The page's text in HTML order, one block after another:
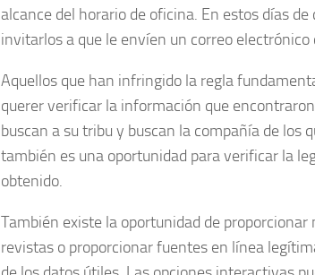
alcance del horario de oficina. En estos días
invitarlos a que le envíen un correo
Aquellos que han infringido la regla
querer verificar la información que
buscan a su tribu y buscan la compañía de los
también es una oportunidad para verificar la
obtenido.
También existe la oportunidad de
revistas o proporcionar fuentes en línea